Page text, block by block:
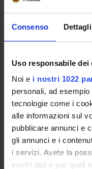
Consenso Dettagli
Uso responsabile dei
Noi e i nostri 1022
personali, ad
tecnologie come i
alle informazioni sul
pubblicare annunci e
gli annunci e i
i servizi. Avete la
vostri dati e per quali
Entra in MyUnivr con
della tua segreteria
Presentazione
Come iscriversi
Insegnamenti
Calendario didattico
Orario lezioni